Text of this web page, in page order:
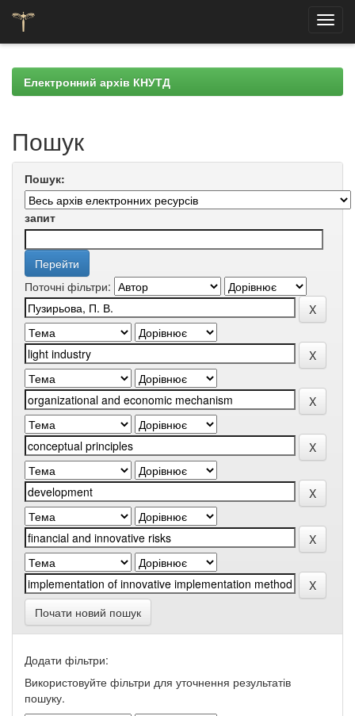
navigationЕлектронний архів КНУТД
Пошук
Пошук:
запит
Поточні фільтри:
Почати новий пошук
Додати фільтри:
Використовуйте фільтри для уточнення результатів
пошуку.